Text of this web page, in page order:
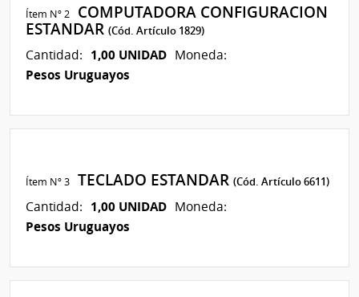
Ítem Nº 2
COMPUTADORA CONFIGURACION
ESTANDAR(Cód. Artículo 1829)
Cantidad: 1,00 UNIDAD Moneda:
Pesos Uruguayos
Ítem Nº 3 TECLADO ESTANDAR(Cód. Artículo 6611)
Cantidad: 1,00 UNIDAD Moneda:
Pesos Uruguayos